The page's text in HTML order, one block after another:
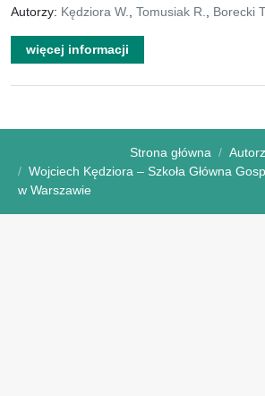
Autorzy: Kędziora W. Tomusiak R. Borecki
więcej informacji
Strona główna
Wojciech Kędziora – Szkoła Główna
w Warszawie